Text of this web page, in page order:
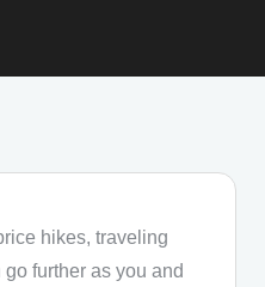
hikes, traveling
further as you and